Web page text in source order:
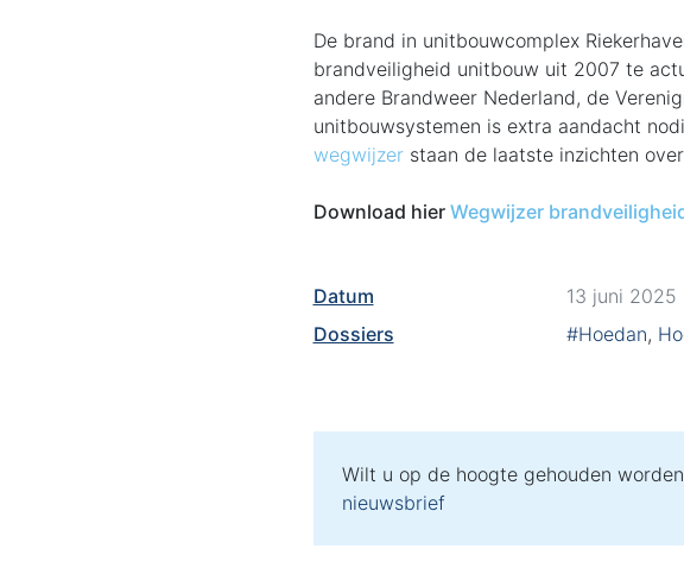
De brand in unitbouwcomplex
brandveiligheid unitbouw uit 2007 te
andere Brandweer Nederland, de
unitbouwsystemen is extra aandacht
wegwijzerstaan de laatste inzichten
Download hier Wegwijzer
Datum
13 juni 2025
Dossiers
#Hoedan,
Wilt u op de hoogte gehouden
nieuwsbrief